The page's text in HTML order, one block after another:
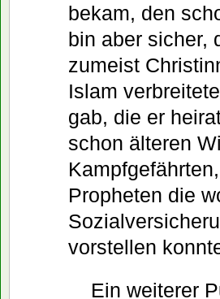
bekam, den
bin aber sicher,
zumeist
Islam
gab, die er
schon älteren
Propheten die
vorstellen
Ein weiterer